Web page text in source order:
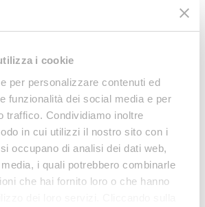
i cookie
per personalizzare contenuti ed
funzionalità dei social media e per
traffico. Condividiamo inoltre
in cui utilizzi il nostro sito con i
occupano di analisi dei dati web,
i quali potrebbero combinarle
che hai fornito loro o che hanno
a questa news
ACCEDI PER SCARICARE